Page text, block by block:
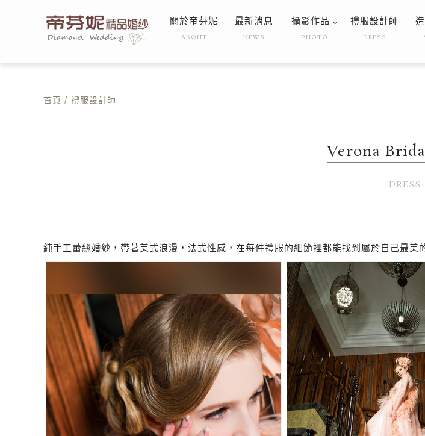
關於帝芬妮
ABOUT
最新消息
NEWS
攝影作品
PHOTO
禮服設計師
DRESS
首頁 / 禮服設計師
Verona
DRESS
純手工蕾絲婚紗，帶著美式浪漫，法式性感，在每件禮服的細節裡都能找到屬於自己最